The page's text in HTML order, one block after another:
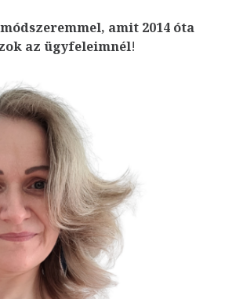
amit 2014 óta
az ügyfeleimnél!